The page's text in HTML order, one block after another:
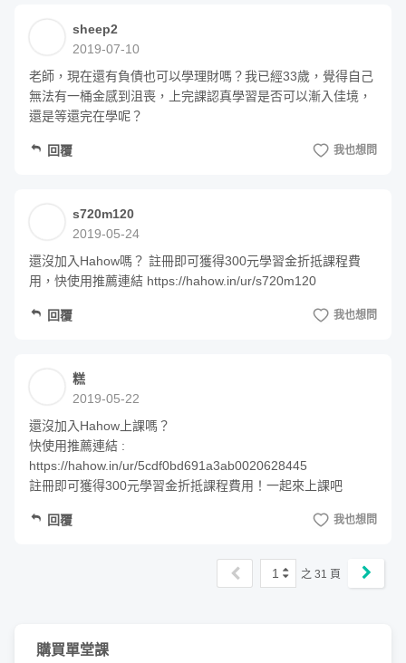
sheep2
2019-07-10
老師，現在還有負債也可以學理財嗎？我已經33歲，覺得自己
無法有一桶金感到沮喪，上完課認真學習是否可以漸入佳境，
還是等還完在學呢？
回覆 我也想問
s720m120
2019-05-24
還沒加入Hahow嗎？ 註冊即可獲得300元學習金折抵課程費
用，快使用推薦連結 https://hahow.in/ur/s720m120
回覆 我也想問
糕
2019-05-22
還沒加入Hahow上課嗎？
快使用推薦連結 :
https://hahow.in/ur/5cdf0bd691a3ab0020628445
註冊即可獲得300元學習金折抵課程費用！一起來上課吧
回覆 我也想問
1 之 31 頁
購買單堂課